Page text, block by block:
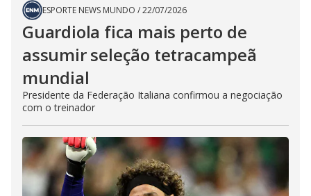
ESPORTE NEWS MUNDO /22/07/2026
Guardiola fica mais perto de
assumir seleção tetracampeã
mundial
Presidente da Federação Italiana confirmou a negociação
com o treinador